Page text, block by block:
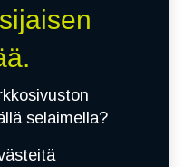
selaimella?